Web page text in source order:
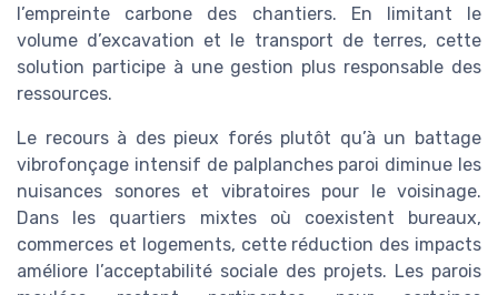
l’empreinte carbone des chantiers. En limitant le
volume d’excavation et le transport de terres, cette
solution participe à une gestion plus responsable des
ressources.
Le recours à des pieux forés plutôt qu’à un battage
vibrofonçage intensif de palplanches paroi diminue les
nuisances sonores et vibratoires pour le voisinage.
Dans les quartiers mixtes où coexistent bureaux,
commerces et logements, cette réduction des impacts
améliore l’acceptabilité sociale des projets. Les parois